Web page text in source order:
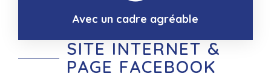
Avec un cadre agréable
SITE INTERNET &
PAGE FACEBOOK